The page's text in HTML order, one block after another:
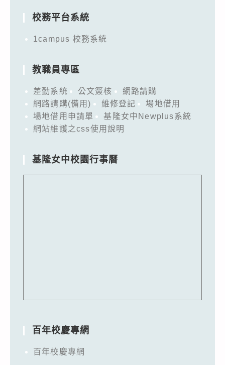
校務平台系統
1campus 校務系統
教職員專區
差勤系統 公文簽核
網路請購
網路請購(備用)
維修登記
場地借用
場地借用申請單
基隆女中Newplus系統
網站維護之css使用說明
基隆女中校園行事曆
百年校慶專網
百年校慶專網